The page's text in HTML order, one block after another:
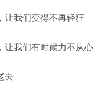
我们变得不再轻狂
我们有时候力不从心
去